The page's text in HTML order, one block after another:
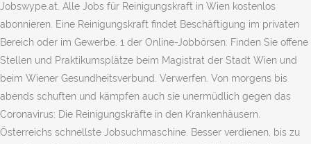
Jobswype.at. Alle Jobs für Reinigungskraft in Wien kostenlos
abonnieren. Eine Reinigungskraft findet Beschäftigung im privaten
Bereich oder im Gewerbe. 1 der Online-Jobbörsen. Finden Sie offene
Stellen und Praktikumsplätze beim Magistrat der Stadt Wien und
beim Wiener Gesundheitsverbund. Verwerfen. Von morgens bis
abends schuften und kämpfen auch sie unermüdlich gegen das
Coronavirus: Die Reinigungskräfte in den Krankenhäusern.
Österreichs schnellste Jobsuchmaschine. Besser verdienen, bis zu